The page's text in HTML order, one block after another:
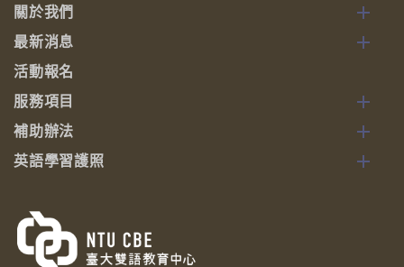
關於我們
最新消息
活動報名
服務項目
補助辦法
英語學習護照